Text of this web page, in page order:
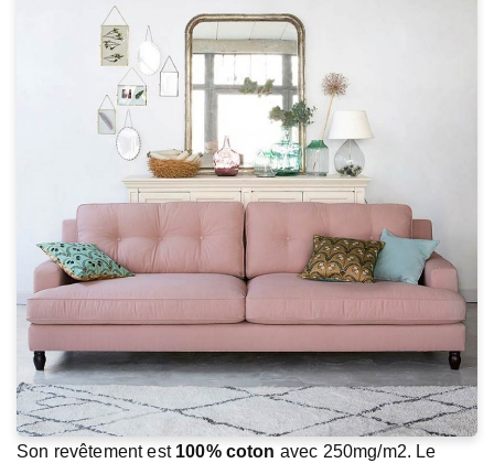
Son revêtement est 100% coton avec 250mg/m2. Le